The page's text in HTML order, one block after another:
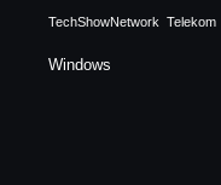
TechShowNetwork Telekom
Windows